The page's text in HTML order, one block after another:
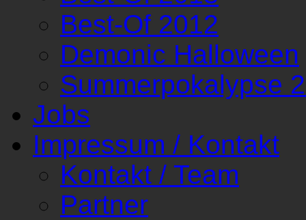
Best-Of 2012
Demonic Halloween
Summerpokalypse
Jobs
Impressum / Kontakt
Kontakt / Team
Partner